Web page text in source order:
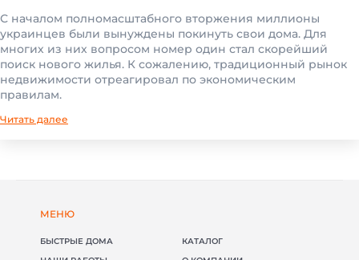
С началом полномасштабного вторжения миллионы
украинцев были вынуждены покинуть свои дома. Для
многих из них вопросом номер один стал скорейший
поиск нового жилья. К сожалению, традиционный рынок
недвижимости отреагировал по экономическим
правилам.
Читать далее
МЕНЮ
БЫСТРЫЕ ДОМА
КАТАЛОГ